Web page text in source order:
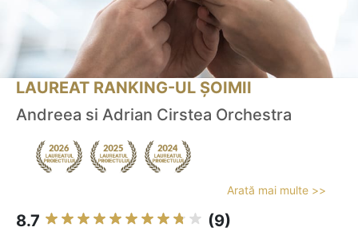
LAUREAT RANKING-UL ȘOIMII
Andreea si Adrian Cirstea Orchestra
Arată mai multe >>
8.7 (9)